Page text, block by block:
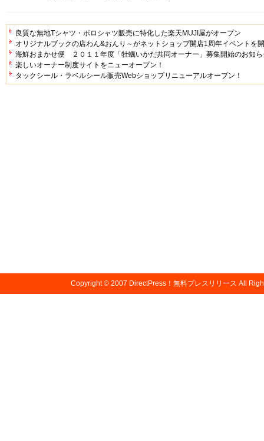
良質な無地Tシャツ・ポロシャツ販売に特化した楽天MUJI屋がオープン
オリジナルブックの店わん&おんり～がネットショップ開店1周年イベントを
海鮮おまかせ便 ２０１１年度「牡蠣いかだ共同オーナー」募集開始のお知ら
楽しいオーナー制度サイトをニューオープン！
タックシール・ラベルシール販売Webショップリニューアルオープン！
Copyright © 2007 DirectPress！無料プレスリリース All